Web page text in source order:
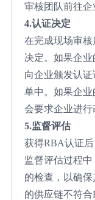
审核团队前往企
4.认证决定
在完成现场审
决定。如果企
向企业颁发认
单中。如果企
会要求企业进行
5.监督评估
获得RBA认证
监督评估过程
的检查，以确
的供应链不符